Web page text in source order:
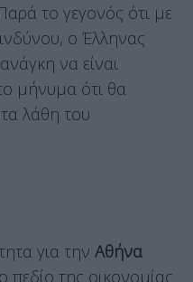
το γεγονός ότι με
ο Έλληνας
να είναι
μήνυμα ότι θα
λάθη του
για την Αθήνα
της οικονομίας